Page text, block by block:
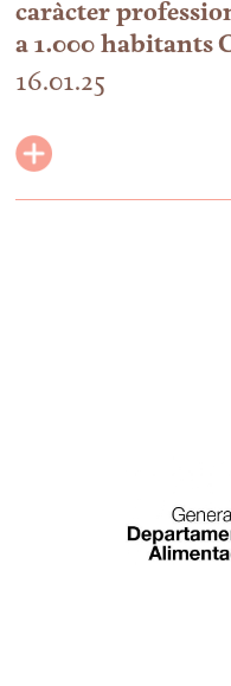
caràcter
a 1.000 habitants
16.01.25